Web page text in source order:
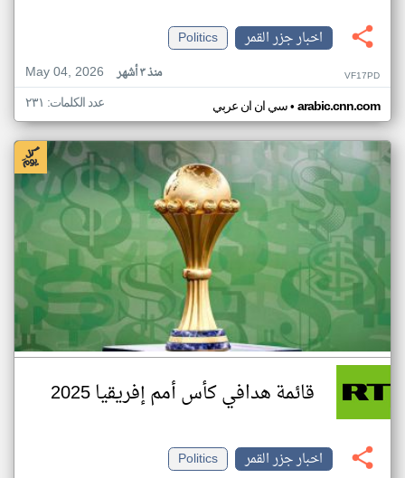
اخبار جزر القمر
Politics
May 04, 2026
منذ ٣ أشهر VF17PD
سي ان ان عربي• arabic.cnn.com عدد الكلمات: ٢٣١
قائمة هدافي كأس أمم إفريقيا 2025
اخبار جزر القمر
Politics